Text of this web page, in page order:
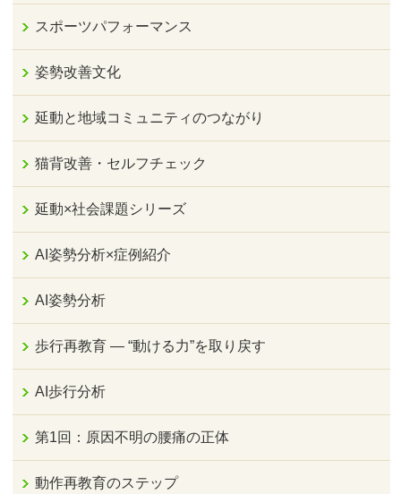
スポーツパフォーマンス
姿勢改善文化
延動と地域コミュニティのつながり
猫背改善・セルフチェック
延動×社会課題シリーズ
AI姿勢分析×症例紹介
AI姿勢分析
歩行再教育 ― “動ける力”を取り戻す
AI歩行分析
第1回：原因不明の腰痛の正体
動作再教育のステップ